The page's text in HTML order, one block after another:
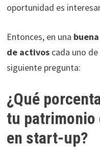
oportunidad es
Entonces, en una
de activoscada uno de
siguiente pregunta:
¿Qué
tu
en start-up?